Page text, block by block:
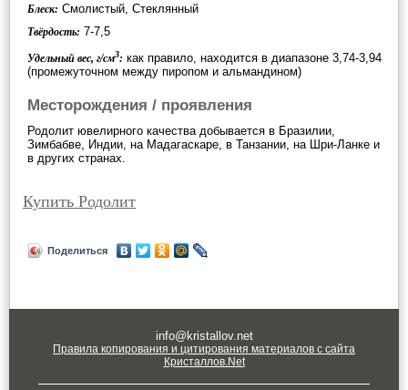
Блеск: Смолистый, Стеклянный
Твёрдость: 7-7,5
Удельный вес, г/см3: как правило, находится в диапазоне 3,74-3,94
(промежуточном между пиропом и альмандином)
Месторождения / проявления
Родолит ювелирного качества добывается в Бразилии,
Зимбабве, Индии, на Мадагаскаре, в Танзании, на Шри-Ланке и
в других странах.
Купить Родолит
Поделиться
info@kristallov.net
Правила копирования и цитирования материалов с сайта
Кристаллов.Net